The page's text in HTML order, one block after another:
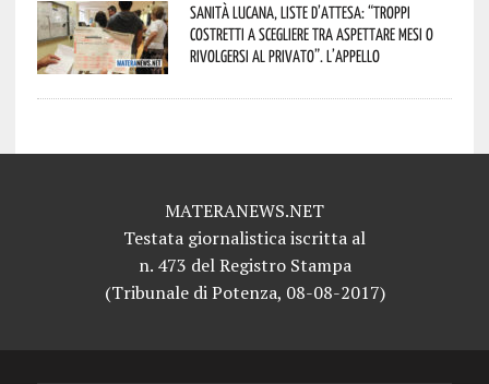
Sanità lucana, liste d’attesa: “Troppi
costretti a scegliere tra aspettare mesi o
rivolgersi al privato”. L’appello
MATERANEWS.NET
Testata giornalistica iscritta al
n. 473 del Registro Stampa
(Tribunale di Potenza, 08-08-2017)